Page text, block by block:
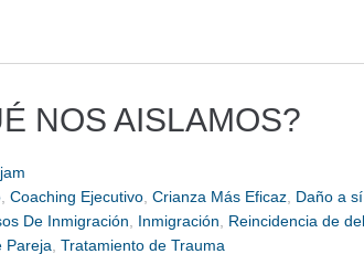
NOS AISLAMOS?
Coaching Ejecutivo Crianza Más Eficaz Daño a
De Inmigración
Inmigración Reincidencia de
Pareja Tratamiento de Trauma